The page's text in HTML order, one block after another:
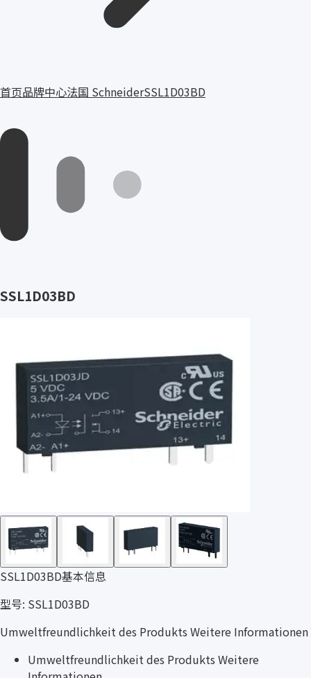
首页品牌中心法国 SchneiderSSL1D03BD
SSL1D03BD
SSL1D03BD基本信息
型号: SSL1D03BD
Umweltfreundlichkeit des Produkts Weitere Informationen
Umweltfreundlichkeit des Produkts Weitere